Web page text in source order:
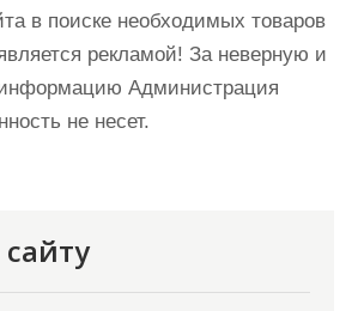
в поиске необходимых товаров
рекламой! За неверную и
Администрация
не несет.